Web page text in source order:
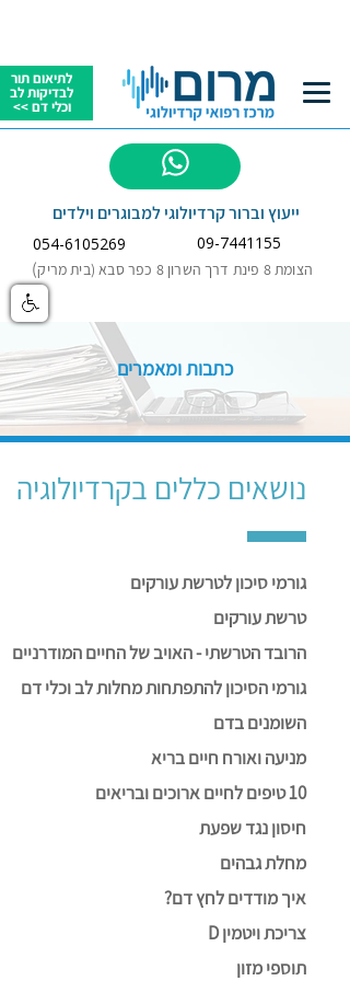
לתיאום תור
לבדיקות לב
וכלי דם >>
הצומת 8 פינת דרך השרון 8 כפר סבא (בית מריק )
054-6105269 09-7441155
ייעוץ וברור קרדיולוגי למבוגרים וילדים
לשאלות
כתבות ומאמרים
נושאים כללים בקרדיולוגיה
גורמי סיכון לטרשת עורקים
טרשת עורקים
הרובד הטרשתי - האויב של החיים המודרניים
גורמי הסיכון להתפתחות מחלות לב וכלי דם
השומנים בדם
מניעה ואורח חיים בריא
10 טיפים לחיים ארוכים ובריאים
חיסון נגד שפעת
מחלת גבהים
איך מודדים לחץ דם?
צריכת ויטמין D
תוספי מזון